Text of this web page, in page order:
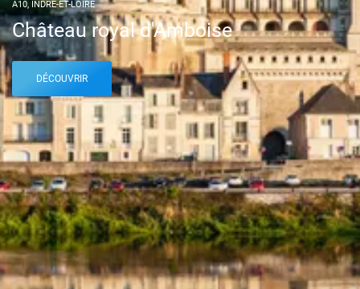
A10, INDRE-ET-LOIRE
Château royal d'Amboise
DÉCOUVRIR